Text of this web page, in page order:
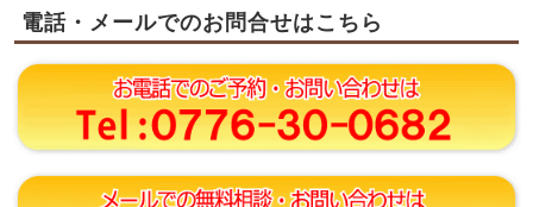
電話・メールでのお問合せはこちら